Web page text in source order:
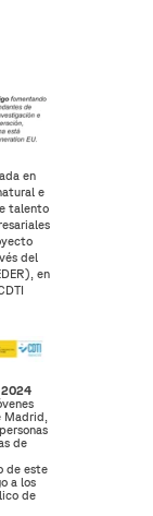
en
e
talento
del
en
2024
de
de este
a los
de